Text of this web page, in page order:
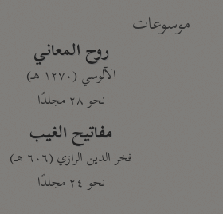
موسوعات
روح المعاني
الآلوسي (١٢٧٠ هـ)
نحو ٢٨ مجلدًا
مفاتيح الغيب
فخر الدين الرازي (٦٠٦ هـ)
نحو ٢٤ مجلدًا